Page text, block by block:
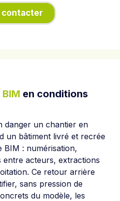
contacter
BIM en conditions
danger un chantier en
un bâtiment livré et recrée
BIM : numérisation,
entre acteurs, extractions
Ce retour arrière
sans pression de
du modèle, les